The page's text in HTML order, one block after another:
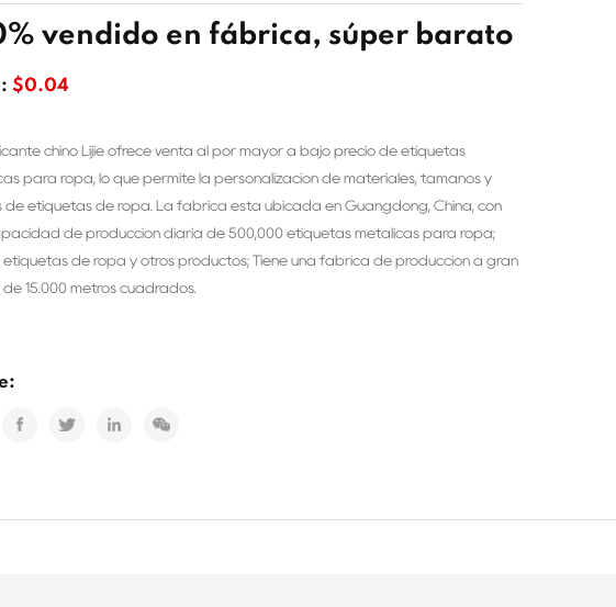
vendido en fábrica, súper barato
$0.04
chino Lijie ofrece venta al por mayor a bajo precio de etiquetas
para ropa, lo que permite la personalización de materiales, tamaños y
de etiquetas de ropa. La fábrica está ubicada en Guangdong, China, con
de producción diaria de 500,000 etiquetas metálicas para ropa;
etiquetas de ropa y otros productos; Tiene una fábrica de producción a gran
15.000 metros cuadrados.